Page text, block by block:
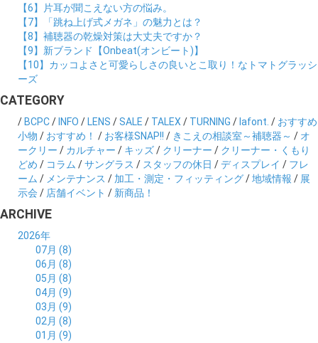
【6】片耳が聞こえない方の悩み。
【7】「跳ね上げ式メガネ」の魅力とは？
【8】補聴器の乾燥対策は大丈夫ですか？
【9】新ブランド【Onbeat(オンビート)】
【10】カッコよさと可愛らしさの良いとこ取り！なトマトグラッシ
ーズ
CATEGORY
/ BCPC/ INFO / LENS /SALE / TALEX / TURNING / lafont. / おすすめ
小物 / おすすめ！ / お客様SNAP!! / きこえの相談室～補聴器～ / オ
ークリー / カルチャー / キッズ/ クリーナー / クリーナー・くもり
どめ / コラム /サングラス / スタッフの休日 /ディスプレイ / フレ
ーム / メンテナンス / 加工・測定・フィッティング/地域情報 / 展
示会 / 店舗イベント / 新商品！
ARCHIVE
2026年
07月 (8)
06月 (8)
05月 (8)
04月 (9)
03月 (9)
02月 (8)
01月 (9)